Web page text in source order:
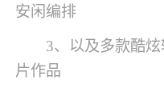
安闲编排
3、以及多款酷
片作品